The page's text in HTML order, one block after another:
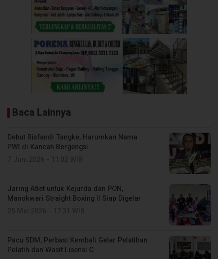
Baca Lainnya
Debut Risfandi Tangke, Harumkan Nama
PWI di Kancah Bergengsi
Jaring Atlet untuk Kejurda dan PON,
Manokwari Straight Boxing II Siap Digelar
Pacu SDM, Perbasi Kembali Gelar Pelatihan
Pelatih dan Wasit Lisensi C